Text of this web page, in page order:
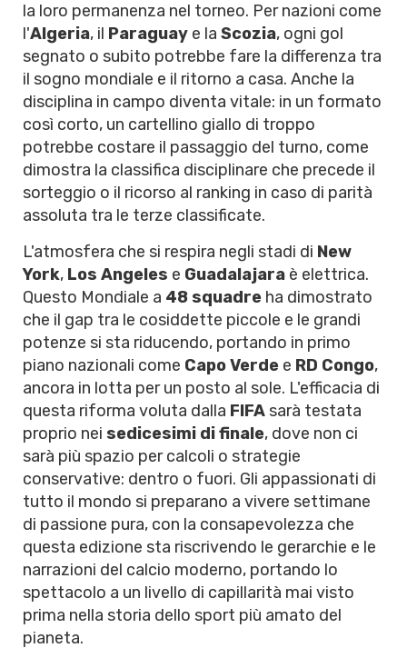
la loro permanenza nel torneo. Per nazioni come
l'Algeria, il Paraguay e la Scozia, ogni gol
segnato o subito potrebbe fare la differenza tra
il sogno mondiale e il ritorno a casa. Anche la
disciplina in campo diventa vitale: in un formato
così corto, un cartellino giallo di troppo
potrebbe costare il passaggio del turno, come
dimostra la classifica disciplinare che precede il
sorteggio o il ricorso al ranking in caso di parità
assoluta tra le terze classificate.
L'atmosfera che si respira negli stadi di New
York, Los Angeles e Guadalajara è elettrica.
Questo Mondiale a 48 squadre ha dimostrato
che il gap tra le cosiddette piccole e le grandi
potenze si sta riducendo, portando in primo
piano nazionali come Capo Verde e RD Congo,
ancora in lotta per un posto al sole. L'efficacia di
questa riforma voluta dalla FIFA sarà testata
proprio nei sedicesimi di finale, dove non ci
sarà più spazio per calcoli o strategie
conservative: dentro o fuori. Gli appassionati di
tutto il mondo si preparano a vivere settimane
di passione pura, con la consapevolezza che
questa edizione sta riscrivendo le gerarchie e le
narrazioni del calcio moderno, portando lo
spettacolo a un livello di capillarità mai visto
prima nella storia dello sport più amato del
pianeta.